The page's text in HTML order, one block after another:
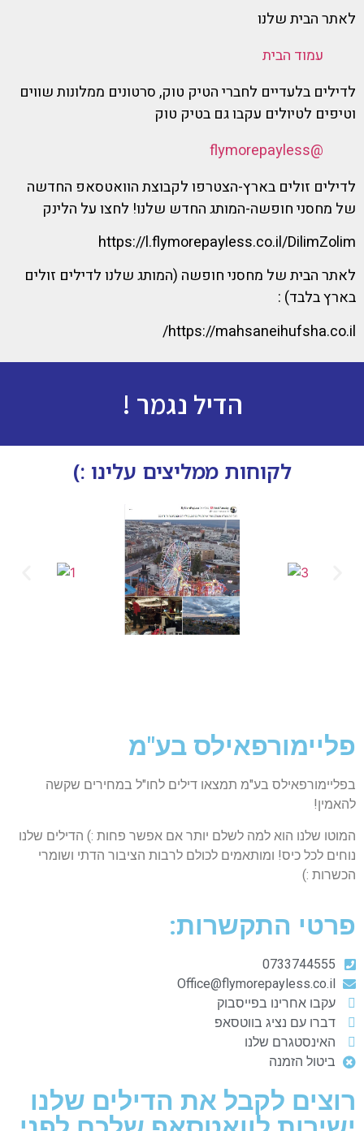
לאתר הבית שלנו
עמוד הבית
לדילים בלעדיים לחברי הטיק טוק, סרטונים ממלונות שווים
וטיפים לטיולים עקבו גם בטיק טוק
@flymorepayless
לדילים זולים בארץ-הצטרפו לקבוצת הוואטסאפ החדשה
של מחסני חופשה-המותג החדש שלנו! לחצו על הלינק
https://l.flymorepayless.co.il/DilimZolim
לאתר הבית של מחסני חופשה (המותג שלנו לדילים זולים
בארץ בלבד) :
https://mahsaneihufsha.co.il/
הדיל נגמר !
לקוחות ממליצים עלינו :)
פליימורפאילס בע"מ
בפליימורפאילס בע"מ תמצאו דילים לחו"ל במחירים שקשה
להאמין!
המוטו שלנו הוא למה לשלם יותר אם אפשר פחות :) הדילים שלנו
נוחים לכל כיס! ומותאמים לכולם לרבות הציבור הדתי ושומרי
הכשרות :)
פרטי התקשרות:
0733744555
Office@flymorepayless.co.il
עקבו אחרינו בפייסבוק
דברו עם נציג בווטסאפ
האינסטגרם שלנו
ביטול הזמנה
רוצים לקבל את הדילים שלנו